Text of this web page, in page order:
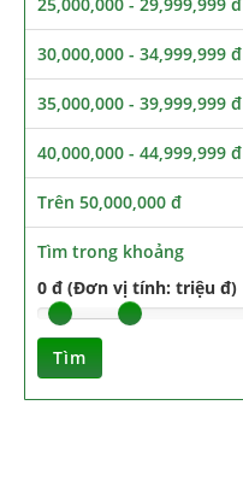
30,000,000 - 34,999,999 đ
35,000,000 - 39,999,999 đ
40,000,000 - 44,999,999 đ
Trên 50,000,000 đ
Tìm trong khoảng
0 đ (Đơn vị tính: triệu đ)
Tìm